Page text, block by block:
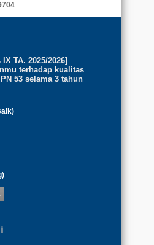
TA. 2025/2026]
terhadap kualitas
53 selama 3 tahun